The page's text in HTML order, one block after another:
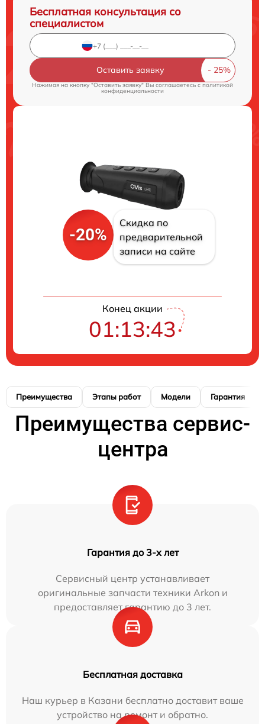
Бесплатная консультация со
специалистом
Оставить заявку
Нажимая на кнопку "Оставить заявку" Вы соглашаетесь c политикой
конфиденциальности
-20%
Скидка по
предварительной
записи на сайте
Конец акции
01:13:42
Преимущества Этапы работ Модели Гарантия
Преимущества сервис-
центра
Гарантия до 3-х лет
Сервисный центр устанавливает
оригинальные запчасти техники Arkon и
предоставляет гарантию до 3 лет.
Бесплатная доставка
Наш курьер в Казани бесплатно доставит ваше
устройство на ремонт и обратно.